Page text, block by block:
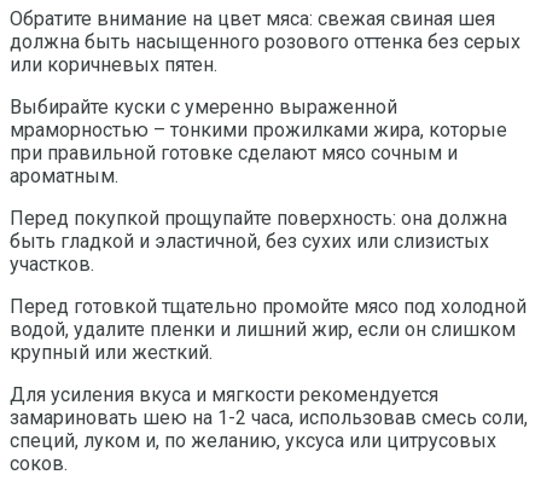
Обратите внимание на цвет мяса: свежая свиная шея
должна быть насыщенного розового оттенка без серых
или коричневых пятен.
Выбирайте куски с умеренно выраженной
мраморностью – тонкими прожилками жира, которые
при правильной готовке сделают мясо сочным и
ароматным.
Перед покупкой прощупайте поверхность: она должна
быть гладкой и эластичной, без сухих или слизистых
участков.
Перед готовкой тщательно промойте мясо под холодной
водой, удалите пленки и лишний жир, если он слишком
крупный или жесткий.
Для усиления вкуса и мягкости рекомендуется
замариновать шею на 1-2 часа, использовав смесь соли,
специй, луком и, по желанию, уксуса или цитрусовых
соков.